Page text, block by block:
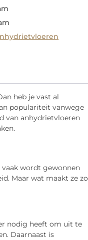
heb je vast al
populariteit vanwege
van anhydrietvloeren
wordt gewonnen
Maar wat maakt ze zo
nodig heeft om uit te
Daarnaast is